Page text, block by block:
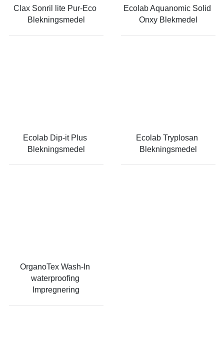
Clax Sonril lite Pur-Eco
Blekningsmedel
Ecolab Aquanomic Solid
Onxy Blekmedel
Ecolab Dip-it Plus
Blekningsmedel
Ecolab Tryplosan
Blekningsmedel
OrganoTex Wash-In
waterproofing
Impregnering